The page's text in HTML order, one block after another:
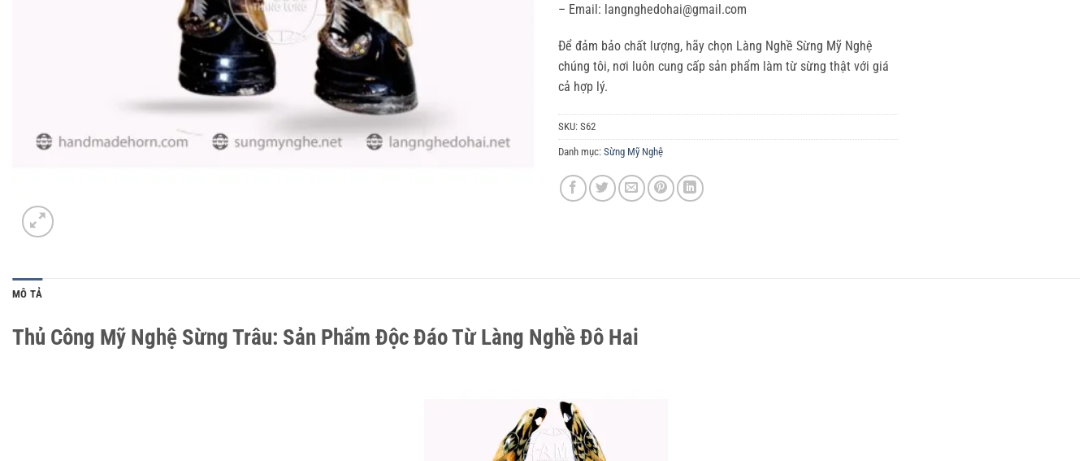
– Email: langnghedohai@gmail.com
Để đảm bảo chất lượng, hãy chọn Làng Nghề Sừng Mỹ Nghệ
chúng tôi, nơi luôn cung cấp sản phẩm làm từ sừng thật với giá
cả hợp lý.
SKU: S62
Danh mục: Sừng Mỹ Nghệ
MÔ TẢ
Thủ Công Mỹ Nghệ Sừng Trâu: Sản Phẩm Độc Đáo Từ Làng Nghề Đô Hai